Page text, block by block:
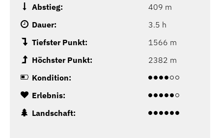
Abstieg:
409 m
Dauer:
3.5 h
Tiefster Punkt:
1566 m
Höchster Punkt:
2382 m
Kondition:
Erlebnis:
Landschaft: